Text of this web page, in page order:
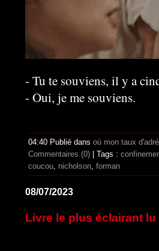
- Tu te souviens, il y a
- Oui, je me souviens.
04:40 Publié dans où mon taux
Commentaires (0) | Tags :
coucou, nicholson, forman
08/07/2023
Livre le plus éclairant